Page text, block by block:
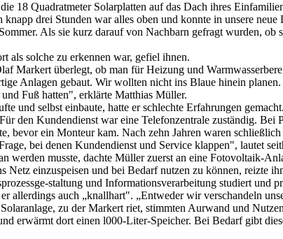
18 Quadratmeter Solarplatten auf das Dach ihres
drei Stunden war alles oben und konnte in unsere neue
Als sie kurz darauf von Nachbarn gefragt wurden, ob
als solche zu erkennen war, gefiel ihnen.
Markert überlegt, ob man für Heizung und
Anlagen gebaut. Wir wollten nicht ins Blaue hinein planen.
Fuß hatten", erklärte Matthias Müller.
und selbst einbaute, hatte er schlechte Erfahrungen
den Kundendienst war eine Telefonzentrale zuständig. Bei
bevor ein Monteur kam. Nach zehn Jahren waren
bei denen Kundendienst und Service klappen", lautet
werden musste, dachte Müller zuerst an eine Fotovoltaik-
Netz einzuspeisen und bei Bedarf nutzen zu können, reizte
staltung und Informationsverarbeitung studiert und
allerdings auch „knallhart". „Entweder wir verschandeln
zu der Markert riet, stimmten Aurwand und
erwärmt dort einen l000-Liter-Speicher. Bei Bedarf gibt